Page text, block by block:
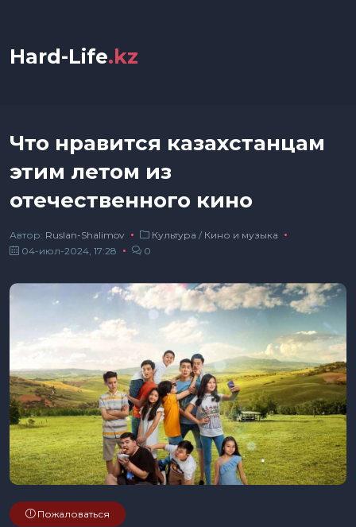
Hard-Life.kz
Что нравится казахстанцам
этим летом из
отечественного кино
Автор: Ruslan-Shalimov Культура / Кино и музыка
04-июл-2024, 17:28
0
Пожаловаться